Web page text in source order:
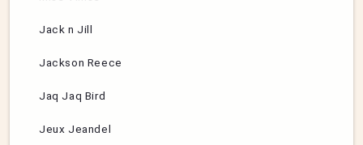
Jack n Jill
Jackson Reece
Jaq Jaq Bird
Jeux Jeandel